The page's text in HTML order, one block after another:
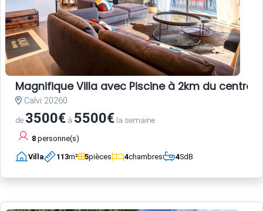
Magnifique Villa avec Piscine à 2km du centre-
Calvi 20260
de 3500€ à 5500€ la semaine
8 personne(s)
Villa 113m² 5pièces 4chambres 4SdB